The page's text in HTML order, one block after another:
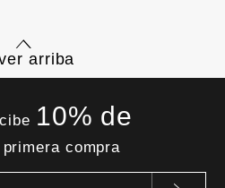
arriba
10% de
compra